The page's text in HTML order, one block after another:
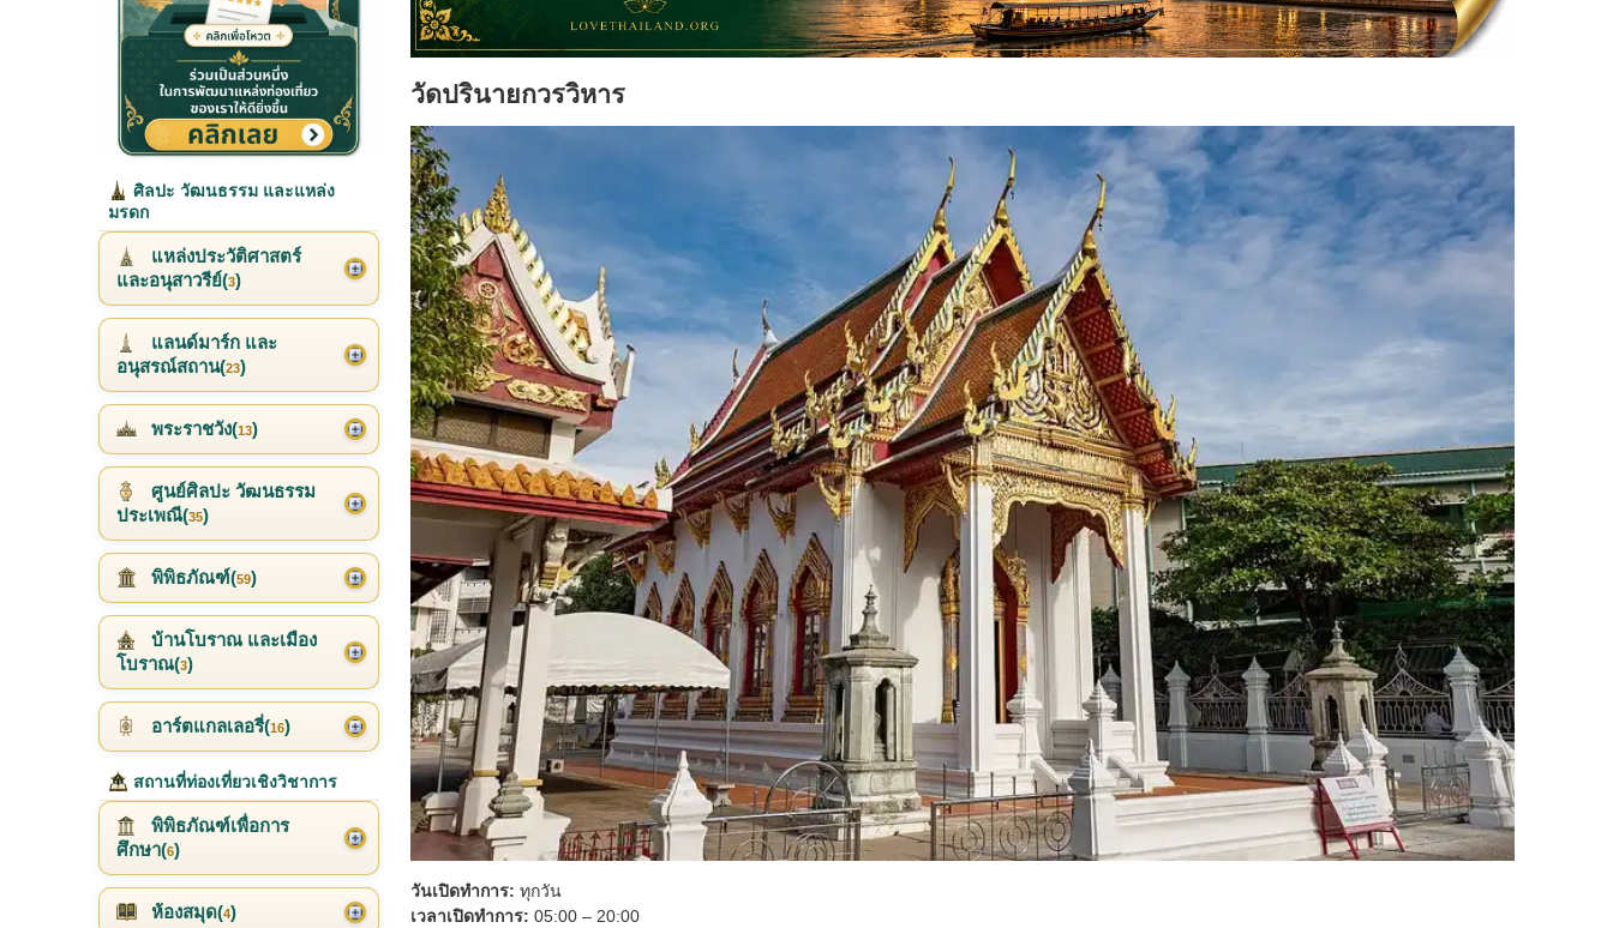
วัดปรินายกวรวิหาร
วันเปิดทำการ: ทุกวัน
เวลาเปิดทำการ: 05:00 – 20:00
ศิลปะ วัฒนธรรม และแหล่ง
มรดก
แหล่งประวัติศาสตร์
และอนุสาวรีย์(3)
แลนด์มาร์ก และ
อนุสรณ์สถาน(23)
พระราชวัง(13)
ศูนย์ศิลปะ วัฒนธรรม
ประเพณี(35)
พิพิธภัณฑ์(59)
บ้านโบราณ และเมือง
โบราณ(3)
อาร์ตแกลเลอรี่(16)
สถานที่ท่องเที่ยวเชิงวิชาการ
พิพิธภัณฑ์เพื่อการ
ศึกษา(6)
ห้องสมุด(4)